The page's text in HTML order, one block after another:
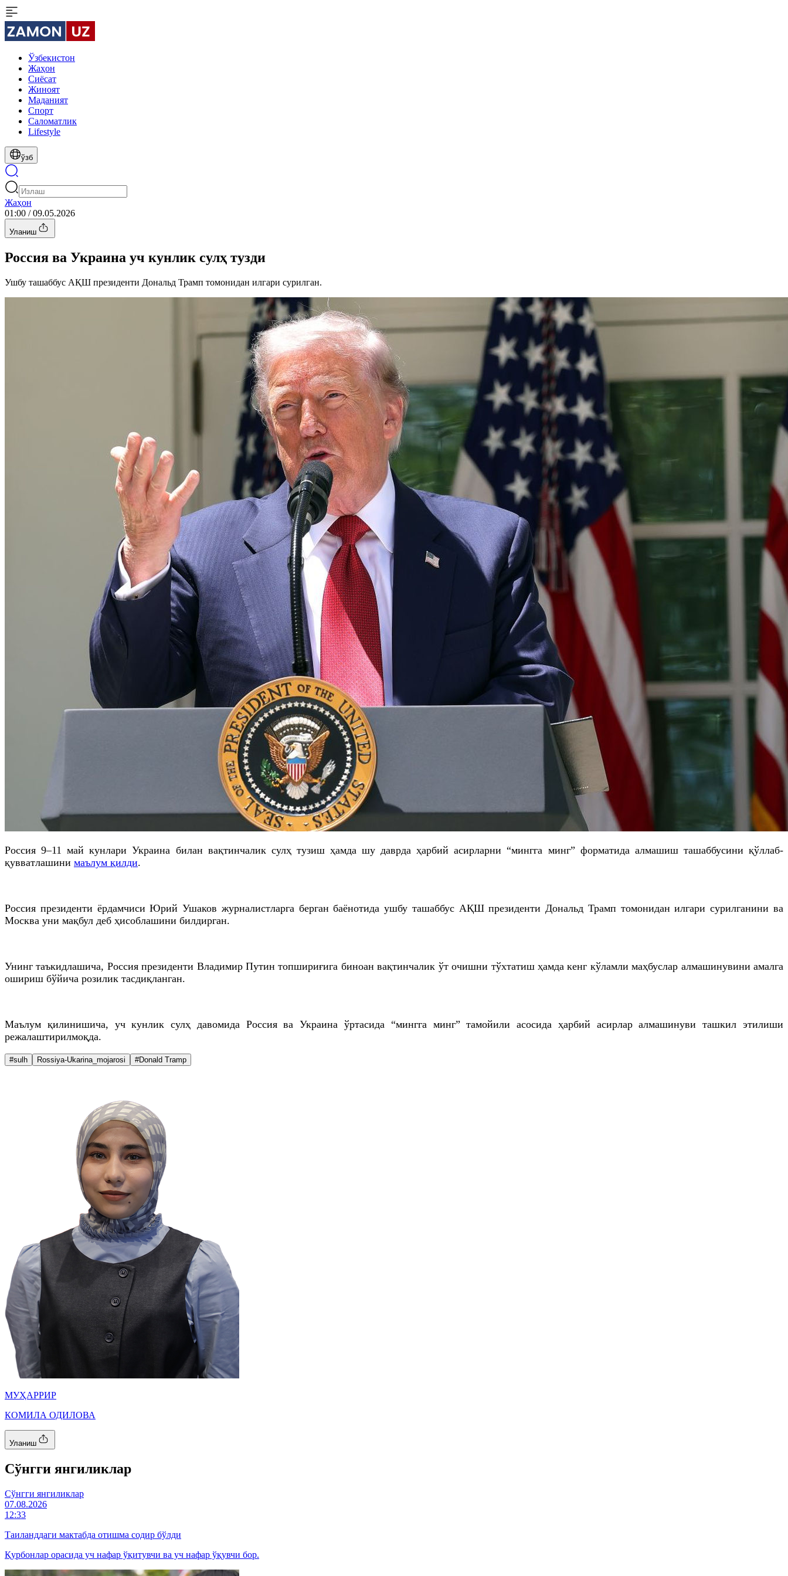
Ўзбекистон
Жаҳон
Сиёсат
Жиноят
Маданият
Спорт
Cаломатлик
Lifestyle
ўзб
Жаҳон
01:00 / 09.05.2026
Уланиш
Россия ва Украина уч кунлик сулҳ тузди
Ушбу ташаббус АҚШ президенти Дональд Трамп томонидан илгари сурилган.
Россия 9–11 май кунлари Украина билан вақтинчалик сулҳ тузиш ҳамда шу даврда ҳарбий асирларни “мингга минг” форматида алмашиш ташаббусини қўллаб-
қувватлашини маълум қилди.
Россия президенти ёрдамчиси Юрий Ушаков журналистларга берган баёнотида ушбу ташаббус АҚШ президенти Дональд Трамп томонидан илгари сурилганини ва
Москва уни мақбул деб ҳисоблашини билдирган.
Унинг таъкидлашича, Россия президенти Владимир Путин топшириғига биноан вақтинчалик ўт очишни тўхтатиш ҳамда кенг кўламли маҳбуслар алмашинувини амалга
ошириш бўйича розилик тасдиқланган.
Маълум қилинишича, уч кунлик сулҳ давомида Россия ва Украина ўртасида “мингга минг” тамойили асосида ҳарбий асирлар алмашинуви ташкил этилиши
режалаштирилмоқда.
#sulh Rossiya-Ukarina_mojarosi #Donald Tramp
МУҲАРРИР
КОМИЛА ОДИЛОВА
Уланиш
Cўнгги янгиликлар
Cўнгги янгиликлар
07.08.2026
12:33
Таиланддаги мактабда отишма содир бўлди
Қурбонлар орасида уч нафар ўқитувчи ва уч нафар ўқувчи бор.